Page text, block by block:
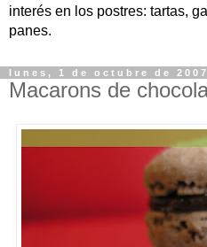
interés en los postres: tartas,
panes.
lunes, 1 de octubre de 2007
Macarons de